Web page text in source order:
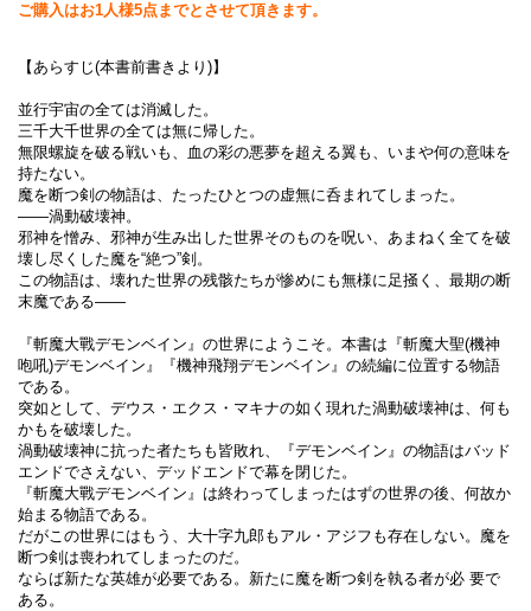
ご購入はお1人様5点までとさせて頂きます。
【あらすじ(本書前書きより)】
並行宇宙の全ては消滅した。
三千大千世界の全ては無に帰した。
無限螺旋を破る戦いも、血の彩の悪夢を超える翼も、いまや何の意味を
持たない。
魔を断つ剣の物語は、たったひとつの虚無に呑まれてしまった。
――渦動破壊神。
邪神を憎み、邪神が生み出した世界そのものを呪い、あまねく全てを破
壊し尽くした魔を“絶つ”剣。
この物語は、壊れた世界の残骸たちが惨めにも無様に足掻く、最期の断
末魔である――
『斬魔大戰デモンベイン』の世界にようこそ。本書は『斬魔大聖(機神
咆吼)デモンベイン』『機神飛翔デモンベイン』の続編に位置する物語
である。
突如として、デウス・エクス・マキナの如く現れた渦動破壊神は、何も
かもを破壊した。
渦動破壊神に抗った者たちも皆敗れ、『デモンベイン』の物語はバッド
エンドでさえない、デッドエンドで幕を閉じた。
『斬魔大戰デモンベイン』は終わってしまったはずの世界の後、何故か
始まる物語である。
だがこの世界にはもう、大十字九郎もアル・アジフも存在しない。魔を
断つ剣は喪われてしまったのだ。
ならば新たな英雄が必要である。新たに魔を断つ剣を執る者が必 要で
ある。